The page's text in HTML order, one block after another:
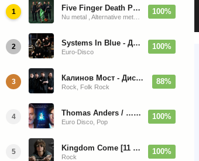
1 Five Finger Death Punch - Дискография (2008-2026) 100%
2 Systems In Blue - Дискография (2020-2026)
Euro-Disco
100%
3 Калинов Мост - Дискография (1986-2026)
Rock, Folk Rock
88%
4 Thomas Anders / … Sings Modern Talking: The Best hi-res
Euro Disco, Pop
100%
5 Kingdom Come [11 Albums] 1988-2009
Rock
100%